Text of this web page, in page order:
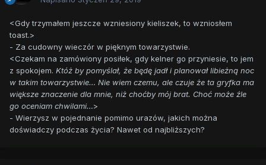
<Gdy trzymałem jeszcze wzniesiony kieliszek, to wzniosłem
toast.>
- Za cudowny wieczór w pięknym towarzystwie.
<Czekam na zamówiony posiłek, gdy kelner go przyniesie, to jem
z spokojem. Któż by pomyślał, że będę jadł i planował libieżną noc
w takim towarzystwie… Nie wiem czemu, ale czuje że ta gryfka ma
większe znaczenie dla mnie, niż choćby mój brat. Choć może źle
go oceniam chwilami…>
- Wierzysz w pojednanie pomimo urazów, jakich można
doświadczy podczas życia? Nawet od najbliższych?